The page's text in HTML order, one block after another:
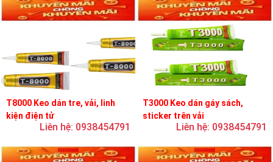
T8000 Keo dán tre, vải, linh
kiện điện tử
Liên hệ: 0938454791
T3000 Keo dán gáy sách,
sticker trên vải
Liên hệ: 0938454791